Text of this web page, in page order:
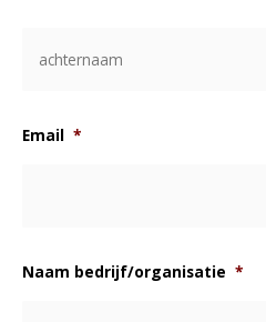
Email *
Naam bedrijf/organisatie *